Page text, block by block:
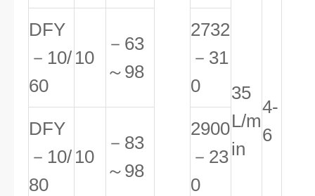
35
L/m
in
4-
6
DFY
－10/
60
10
－63
～98
2732
－31
0
DFY
－10/
80
10
－83
～98
2900
－23
0